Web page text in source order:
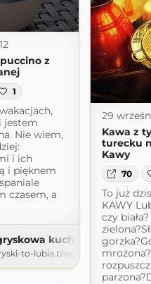
z
1
jestem
Nie wiem,
i ich
i pięknem
czasem, a
kuchnia
to-lubia.blogspot.com
29
Kawa z
turecku
Kawy
70
To już
KAWY
czy